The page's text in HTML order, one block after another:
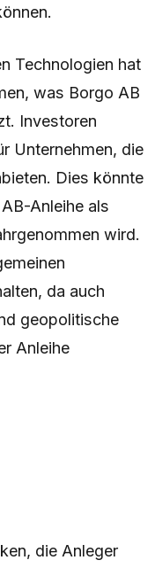
Technologien hat
was Borgo AB
Investoren
Unternehmen, die
Dies könnte
Anleihe als
wird.
da auch
geopolitische
Anleihe
die Anleger